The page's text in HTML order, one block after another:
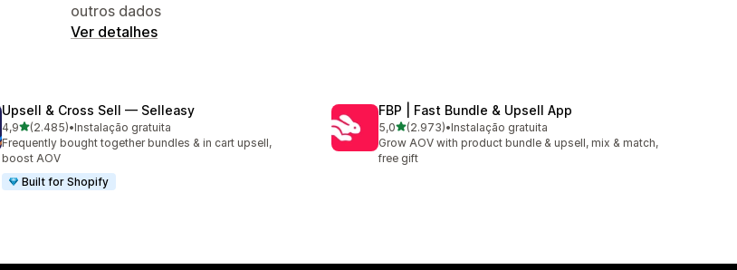
outros dados
Ver detalhes
Upsell & Cross Sell — Selleasy
4,9de 5 estrelas
(2.485)
2485 total de avaliações
•Instalação gratuita
Frequently bought together bundles & in cart upsell,
boost AOV
Built for Shopify
FBP | Fast Bundle & Upsell App
5,0de 5 estrelas
(2.973)
2973 total de avaliações
•Instalação gratuita
Grow AOV with product bundle & upsell, mix & match,
free gift